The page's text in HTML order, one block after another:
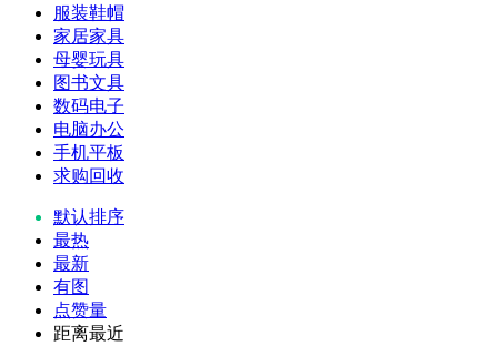
服装鞋帽
家居家具
母婴玩具
图书文具
数码电子
电脑办公
手机平板
求购回收
默认排序
最热
最新
有图
点赞量
距离最近